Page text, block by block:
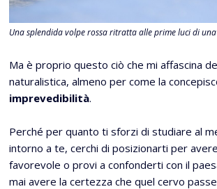
Una splendida volpe rossa ritratta alle prime luci di
Ma è proprio questo ciò che mi affascina
naturalistica, almeno per come la
imprevedibilità.
Perché per quanto ti sforzi di studiare al
intorno a te, cerchi di posizionarti per
favorevole o provi a confonderti con il
mai avere la certezza che quel cervo